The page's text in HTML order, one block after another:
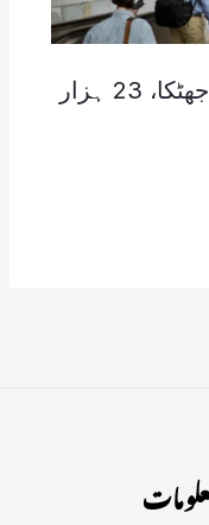
امریکی معیشت کو تاریخی جھٹکا، 23 ہزار